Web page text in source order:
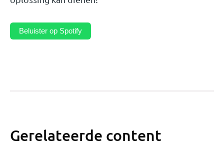
Beluister op Spotify
Gerelateerde content